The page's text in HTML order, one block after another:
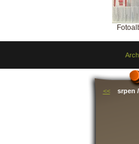
<< srpen /